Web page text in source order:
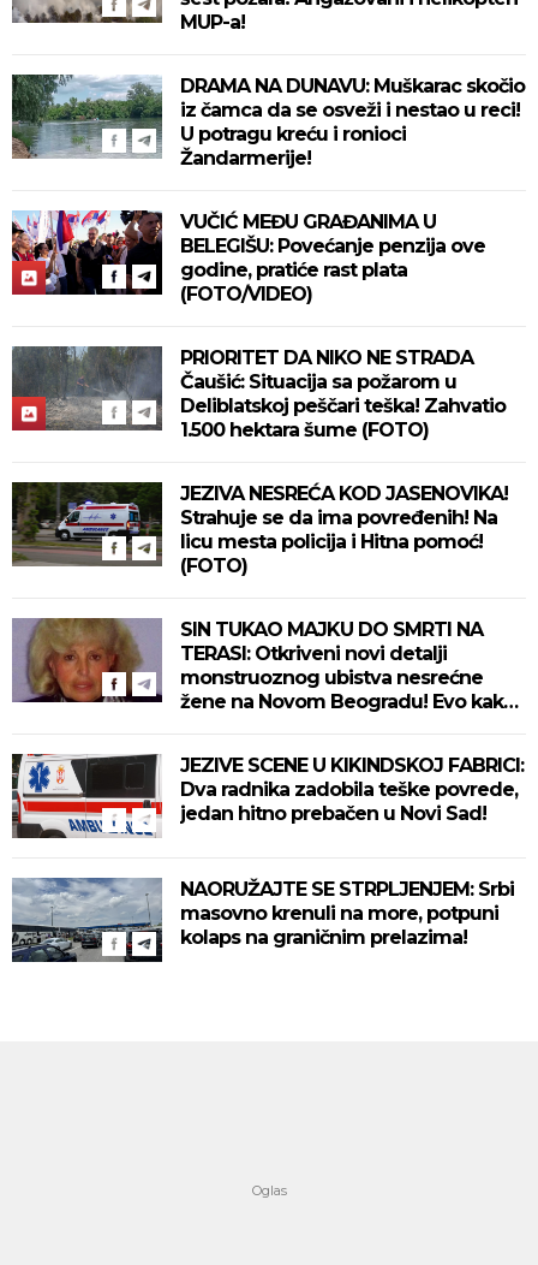
MUP-a!
DRAMA NA DUNAVU: Muškarac skočio
iz čamca da se osveži i nestao u reci!
U potragu kreću i ronioci
Žandarmerije!
VUČIĆ MEĐU GRAĐANIMA U
BELEGIŠU: Povećanje penzija ove
godine, pratiće rast plata
(FOTO/VIDEO)
PRIORITET DA NIKO NE STRADA
Čaušić: Situacija sa požarom u
Deliblatskoj peščari teška! Zahvatio
1.500 hektara šume (FOTO)
JEZIVA NESREĆA KOD JASENOVIKA!
Strahuje se da ima povređenih! Na
licu mesta policija i Hitna pomoć!
(FOTO)
SIN TUKAO MAJKU DO SMRTI NA
TERASI: Otkriveni novi detalji
monstruoznog ubistva nesrećne
žene na Novom Beogradu! Evo kako
JEZIVE SCENE U KIKINDSKOJ FABRICI:
Dva radnika zadobila teške povrede,
jedan hitno prebačen u Novi Sad!
NAORUŽAJTE SE STRPLJENJEM: Srbi
masovno krenuli na more, potpuni
kolaps na graničnim prelazima!